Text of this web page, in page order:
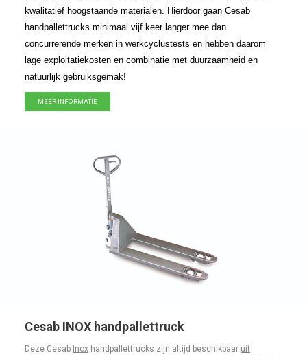
kwalitatief hoogstaande materialen. Hierdoor gaan Cesab
handpallettrucks minimaal vijf keer langer mee dan
concurrerende merken in werkcyclustests en hebben daarom
lage exploitatiekosten en combinatie met duurzaamheid en
natuurlijk gebruiksgemak!
MEER INFORMATIE
Cesab INOX handpallettruck
Deze Cesab Inox handpallettrucks zijn altijd beschikbaar uit